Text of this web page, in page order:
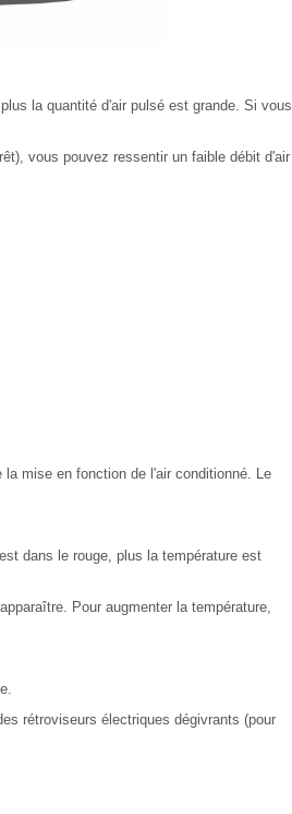
la quantité d'air pulsé est grande. Si vous
vous pouvez ressentir un faible débit d'air
mise en fonction de l'air conditionné. Le
dans le rouge, plus la température est
Pour augmenter la température,
rétroviseurs électriques dégivrants (pour